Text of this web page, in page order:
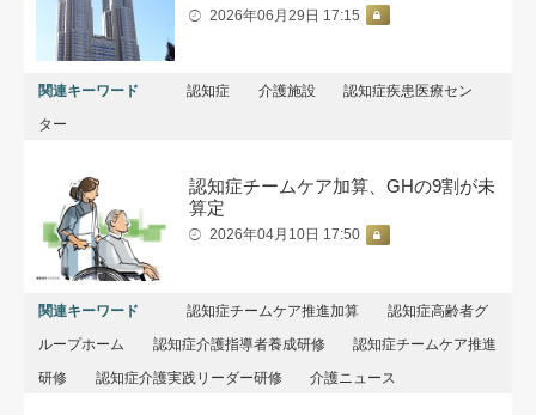
2026年06月29日 17:15
関連キーワード 認知症 介護施設
認知症疾患医療セン
ター
認知症チームケア加算、GHの9割が未
算定
2026年04月10日 17:50
関連キーワード 認知症チームケア推進加算
認知症高齢者グ
ループホーム
認知症介護指導者養成研修
認知症チームケア推進
研修
認知症介護実践リーダー研修 介護ニュース